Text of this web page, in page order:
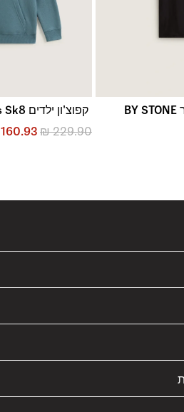
חולצת טי קצרה לנוער BY STONE
קפוצ'ון ילדים Vans Sk8
₪229.90
160.93